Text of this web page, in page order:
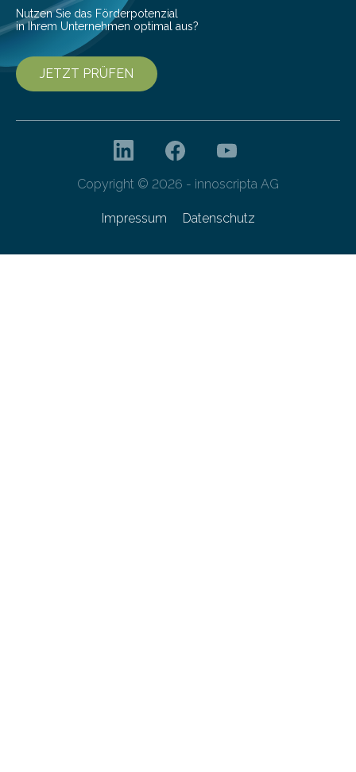
Nutzen Sie das Förderpotenzial
in Ihrem Unternehmen optimal aus?
JETZT PRÜFEN
Copyright © 2026 - innoscripta AG
Impressum Datenschutz